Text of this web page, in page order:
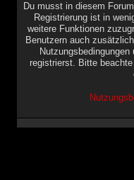
Du musst in diesem
Registrierung ist in
weitere Funktionen
Benutzern auch
registrierst. Bitte